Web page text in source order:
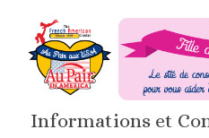
Informations et